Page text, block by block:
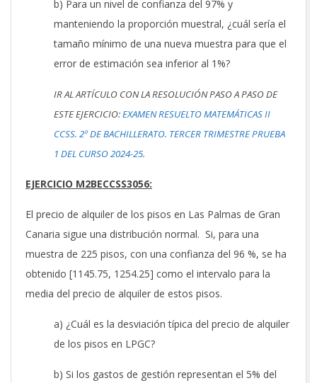
b) Para un nivel de confianza del 97% y
manteniendo la proporción muestral, ¿cuál sería el
tamaño mínimo de una nueva muestra para que el
error de estimación sea inferior al 1%?
IR AL ARTÍCULO CON LA RESOLUCIÓN PASO A PASO DE
ESTE EJERCICIO:EXAMEN RESUELTO MATEMÁTICAS II
CCSS. 2º DE BACHILLERATO. TERCER TRIMESTRE PRUEBA
1 DEL CURSO 2024-25.
EJERCICIO M2BECCSS3056:
El precio de alquiler de los pisos en Las Palmas de Gran
Canaria sigue una distribución normal. Si, para una
muestra de 225 pisos, con una confianza del 96 %, se ha
obtenido [1145.75, 1254.25] como el intervalo para la
media del precio de alquiler de estos pisos.
a) ¿Cuál es la desviación típica del precio de alquiler
de los pisos en LPGC?
b) Si los gastos de gestión representan el 5% del